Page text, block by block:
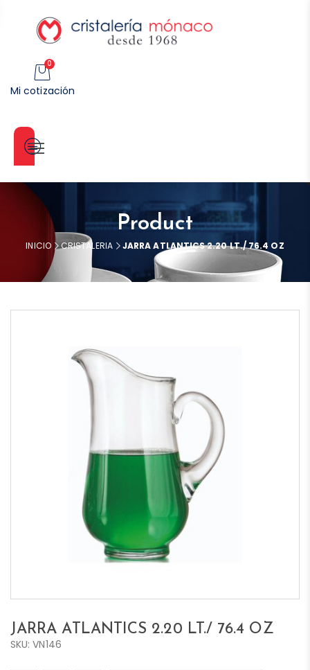
0
Mi cotización
Categorías
Product
INICIO CRISTALERIA JARRA ATLANTICS 2.20 LT./ 76.4 OZ
JARRA ATLANTICS 2.20 LT./ 76.4 OZ
SKU: VN146